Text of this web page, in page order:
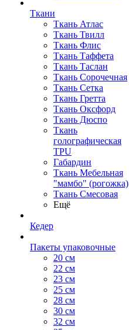
Ткани
Ткань Атлас
Ткань Твилл
Ткань Флис
Ткань Таффета
Ткань Таслан
Ткань Сорочечная
Ткань Сетка
Ткань Гретта
Ткань Оксфорд
Ткань Дюспо
Ткань
голографическая
TPU
Габардин
Ткань Мебельная
"мамбо" (рогожка)
Ткань Смесовая
Ещё
Кедер
Пакеты упаковочные
20 см
22 см
23 см
25 см
28 см
30 см
32 см